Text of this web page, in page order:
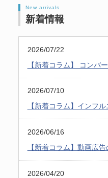
New arrivals
新着情報
2026/07/22
【新着コラム】 コンバ
2026/07/10
【新着コラム】インフ
2026/06/16
【新着コラム】動画広
2026/04/20